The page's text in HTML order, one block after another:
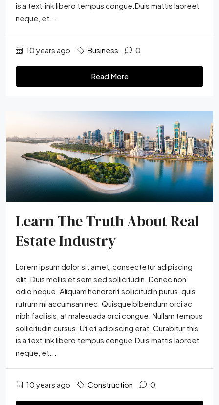
is a text link libero tempus congue.Duis mattis laoreet
neque, et...
10 years ago Business 0
Read More
Learn The Truth About Real
Estate Industry
Lorem ipsum dolor sit amet, consectetur adipiscing
elit. Duis mollis et sem sed sollicitudin. Donec non
odio neque. Aliquam hendrerit sollicitudin purus, quis
rutrum mi accumsan nec. Quisque bibendum orci ac
nibh facilisis, at malesuada orci congue. Nullam tempus
sollicitudin cursus. Ut et adipiscing erat. Curabitur this
is a text link libero tempus congue.Duis mattis laoreet
neque, et...
10 years ago Construction 0